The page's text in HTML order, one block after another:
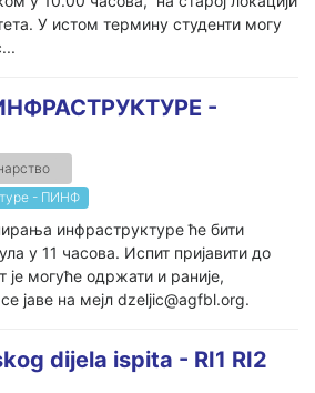
У истом термину студенти могу
-
- ПИНФ
инфраструктуре ће бити
у 11 часова. Испит пријавити до
је могуће одржати и раније,
јаве на мејл dzeljic@agfbl.org.
dijela ispita - RI1 RI2